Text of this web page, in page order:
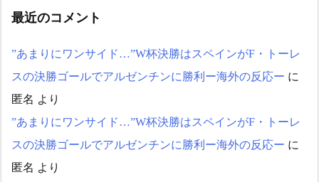
最近のコメント
”あまりにワンサイド…”W杯決勝はスペインがF・トーレ
スの決勝ゴールでアルゼンチンに勝利ー海外の反応ー に
匿名 より
”あまりにワンサイド…”W杯決勝はスペインがF・トーレ
スの決勝ゴールでアルゼンチンに勝利ー海外の反応ー に
匿名 より